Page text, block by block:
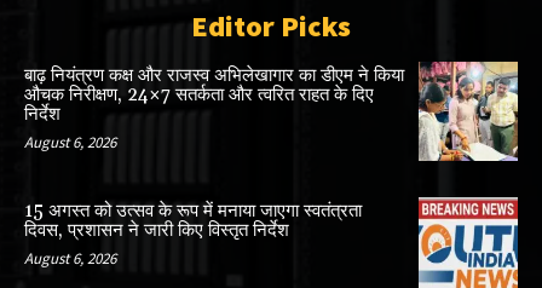
Editor Picks
बाढ़ नियंत्रण कक्ष और राजस्व अभिलेखागार का डीएम ने किया
औचक निरीक्षण, 24×7 सतर्कता और त्वरित राहत के दिए
निर्देश
August 6, 2026
15 अगस्त को उत्सव के रूप में मनाया जाएगा स्वतंत्रता
दिवस, प्रशासन ने जारी किए विस्तृत निर्देश
August 6, 2026